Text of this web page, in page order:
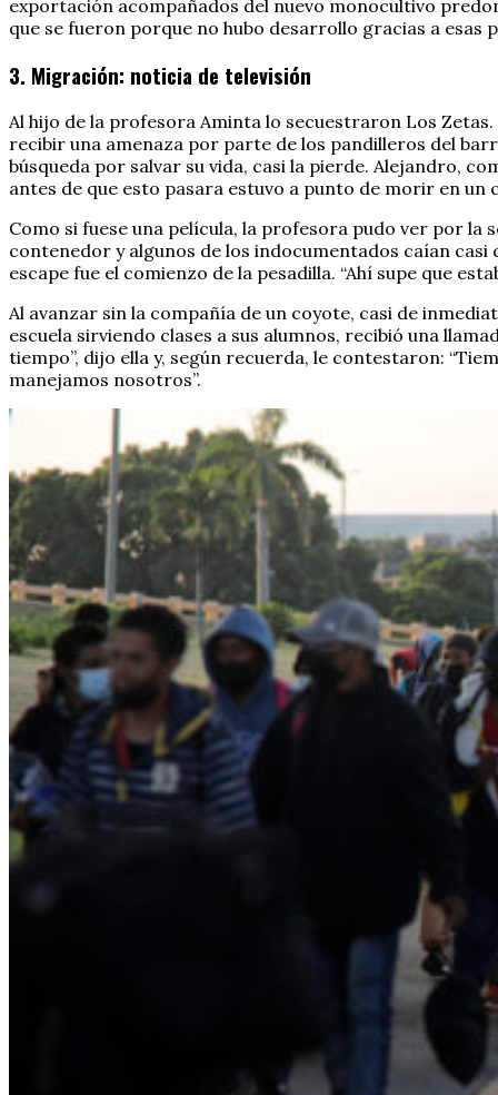
exportación acompañados del nuevo monocultivo
que se fueron porque no hubo desarrollo gracias a esas
3. Migración: noticia de televisión
Al hijo de la profesora Aminta lo secuestraron Los
recibir una amenaza por parte de los pandilleros del
búsqueda por salvar su vida, casi la pierde. Alejandro,
antes de que esto pasara estuvo a punto de morir en
Como si fuese una película, la profesora pudo ver por la
contenedor y algunos de los indocumentados caían
escape fue el comienzo de la pesadilla. “Ahí supe que
Al avanzar sin la compañía de un coyote, casi de
escuela sirviendo clases a sus alumnos, recibió una
tiempo”, dijo ella y, según recuerda, le contestaron:
manejamos nosotros”.